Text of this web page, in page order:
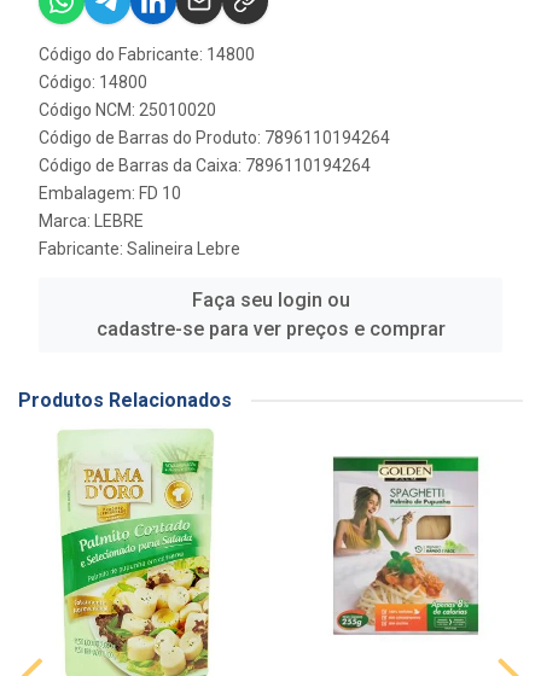
Código do Fabricante: 14800
Código: 14800
Código NCM: 25010020
Código de Barras do Produto: 7896110194264
Código de Barras da Caixa: 7896110194264
Embalagem: FD 10
Marca:
LEBRE
Fabricante: Salineira Lebre
Faça seu login ou
cadastre-se para ver preços e comprar
Produtos Relacionados